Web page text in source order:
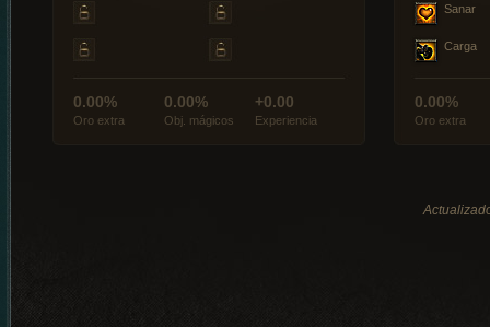
0.00%
Oro extra
0.00%
Obj. mágicos
+0.00
Experiencia
Sanar
Carga
0.00%
Oro extra